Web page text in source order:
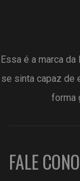
Essa é a marca
se sinta capaz de
forma
FALE